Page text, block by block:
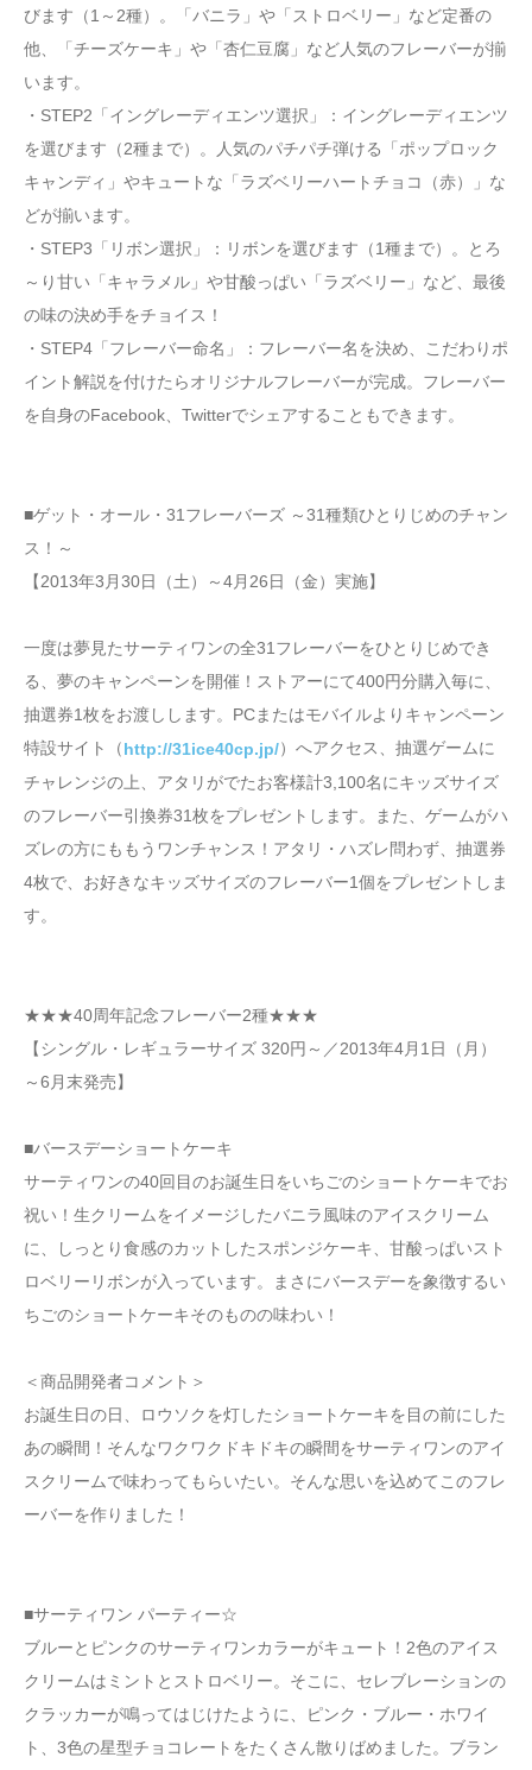
びます（1～2種）。「バニラ」や「ストロベリー」など定番の
他、「チーズケーキ」や「杏仁豆腐」など人気のフレーバーが揃
います。
・STEP2「イングレーディエンツ選択」：イングレーディエンツ
を選びます（2種まで）。人気のパチパチ弾ける「ポップロック
キャンディ」やキュートな「ラズベリーハートチョコ（赤）」な
どが揃います。
・STEP3「リボン選択」：リボンを選びます（1種まで）。とろ
～り甘い「キャラメル」や甘酸っぱい「ラズベリー」など、最後
の味の決め手をチョイス！
・STEP4「フレーバー命名」：フレーバー名を決め、こだわりポ
イント解説を付けたらオリジナルフレーバーが完成。フレーバー
を自身のFacebook、Twitterでシェアすることもできます。
■ゲット・オール・31フレーバーズ ～31種類ひとりじめのチャン
ス！～
【2013年3月30日（土）～4月26日（金）実施】
一度は夢見たサーティワンの全31フレーバーをひとりじめでき
る、夢のキャンペーンを開催！ストアーにて400円分購入毎に、
抽選券1枚をお渡しします。PCまたはモバイルよりキャンペーン
特設サイト（http://31ice40cp.jp/）へアクセス、抽選ゲームに
チャレンジの上、アタリがでたお客様計3,100名にキッズサイズ
のフレーバー引換券31枚をプレゼントします。また、ゲームがハ
ズレの方にももうワンチャンス！アタリ・ハズレ問わず、抽選券
4枚で、お好きなキッズサイズのフレーバー1個をプレゼントしま
す。
★★★40周年記念フレーバー2種★★★
【シングル・レギュラーサイズ 320円～／2013年4月1日（月）
～6月末発売】
■バースデーショートケーキ
サーティワンの40回目のお誕生日をいちごのショートケーキでお
祝い！生クリームをイメージしたバニラ風味のアイスクリーム
に、しっとり食感のカットしたスポンジケーキ、甘酸っぱいスト
ロベリーリボンが入っています。まさにバースデーを象徴するい
ちごのショートケーキそのものの味わい！
＜商品開発者コメント＞
お誕生日の日、ロウソクを灯したショートケーキを目の前にした
あの瞬間！そんなワクワクドキドキの瞬間をサーティワンのアイ
スクリームで味わってもらいたい。そんな思いを込めてこのフレ
ーバーを作りました！
■サーティワン パーティー☆
ブルーとピンクのサーティワンカラーがキュート！2色のアイス
クリームはミントとストロベリー。そこに、セレブレーションの
クラッカーが鳴ってはじけたように、ピンク・ブルー・ホワイ
ト、3色の星型チョコレートをたくさん散りばめました。ブラン